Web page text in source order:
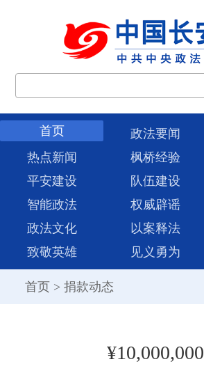
首页 政法要闻
热点新闻
枫桥经验
平安建设
队伍建设
智能政法
权威辟谣
政法文化
以案释法
致敬英雄
见义勇为
首页 > 捐款动态
¥10,000,000